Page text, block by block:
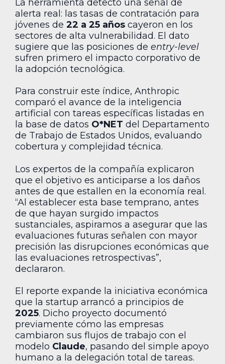
La herramienta detectó una señal de
alerta real: las tasas de contratación para
jóvenes de 22 a 25 años cayeron en los
sectores de alta vulnerabilidad. El dato
sugiere que las posiciones de entry-level
sufren primero el impacto corporativo de
la adopción tecnológica.
Para construir este índice, Anthropic
comparó el avance de la inteligencia
artificial con tareas específicas listadas en
la base de datos O*NET del Departamento
de Trabajo de Estados Unidos, evaluando
cobertura y complejidad técnica.
Los expertos de la compañía explicaron
que el objetivo es anticiparse a los daños
antes de que estallen en la economía real.
“Al establecer esta base temprano, antes
de que hayan surgido impactos
sustanciales, aspiramos a asegurar que las
evaluaciones futuras señalen con mayor
precisión las disrupciones económicas que
las evaluaciones retrospectivas”,
declararon.
El reporte expande la iniciativa económica
que la startup arrancó a principios de
2025. Dicho proyecto documentó
previamente cómo las empresas
cambiaron sus flujos de trabajo con el
modelo Claude, pasando del simple apoyo
humano a la delegación total de tareas.